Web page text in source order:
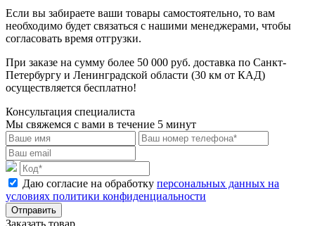
Если вы забираете ваши товары самостоятельно, то вам
необходимо будет связаться с нашими менеджерами, чтобы
согласовать время отгрузки.
При заказе на сумму более 50 000 руб. доставка по Санкт-
Петербургу и Ленинградской области (30 км от КАД)
осуществляется бесплатно!
Консультация специалиста
Мы свяжемся с вами в течение 5 минут
Даю согласие на обработку персональных данных на
условиях политики конфиденциальности
Отправить
Заказать товар